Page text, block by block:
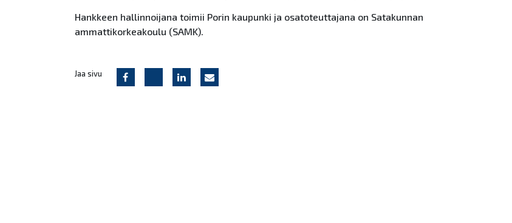
Hankkeen hallinnoijana toimii Porin kaupunki ja osatoteuttajana on Satakunnan
ammattikorkeakoulu (SAMK).
Jaa sivu